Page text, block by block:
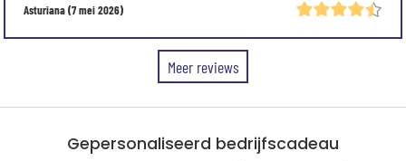
Asturiana(7 mei 2026)
Meer reviews
Gepersonaliseerd bedrijfscadeau